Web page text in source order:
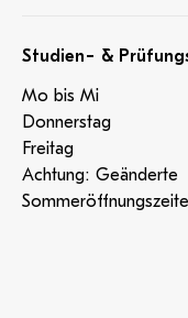
Studien- &
Mo bis Mi
Donnerstag
Freitag
Achtung: Geänderte